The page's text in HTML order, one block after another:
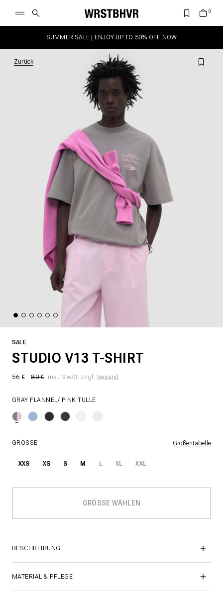
SUMMER SALE | ENJOY UP TO 50% OFF NOW
Zurück
SALE
STUDIO V13 T-SHIRT
56 € 80 € inkl. MwSt. zzgl. Versand
GRAY FLANNEL/ PINK TULLE
GRÖSSE Größentabelle
XXS XS S M L XL XXL
BESCHREIBUNG
MATERIAL & PFLEGE